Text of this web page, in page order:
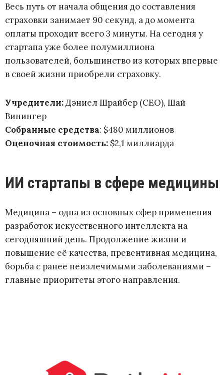
Весь путь от начала общения до составления
страховки занимает 90 секунд, а до момента
оплаты проходит всего 3 минуты. На сегодня у
стартапа уже более полумиллиона
пользователей, большинство из которых впервые
в своей жизни приобрели страховку.
Учредители:Дэниел Шрайбер (CEO), Шай
Винингер
Собранные средства: $480 миллионов
Оценочная стоимость: $2,1 миллиарда
ИИ стартапы в сфере медицины
Медицина – одна из основных сфер применения
разработок искусственного интеллекта на
сегодняшний день. Продолжение жизни и
повышение её качества, превентивная медицина,
борьба с ранее неизлечимыми заболеваниями –
главные приоритеты этого направления.